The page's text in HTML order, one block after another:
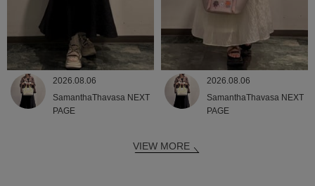
2026.08.06
SamanthaThavasa NEXT
PAGE
2026.08.06
SamanthaThavasa NEXT
PAGE
VIEW MORE